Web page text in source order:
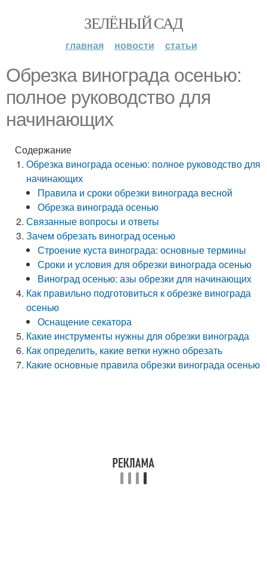
ЗЕЛЁНЫЙ САД
главная новости статьи
Обрезка винограда осенью:
полное руководство для
начинающих
Содержание
Обрезка винограда осенью: полное руководство для
начинающих
Правила и сроки обрезки винограда весной
Обрезка винограда осенью
Связанные вопросы и ответы
Зачем обрезать виноград осенью
Строение куста винограда: основные термины
Сроки и условия для обрезки винограда осенью
Виноград осенью: азы обрезки для начинающих
Как правильно подготовиться к обрезке винограда
осенью
Оснащение секатора
Какие инструменты нужны для обрезки винограда
Как определить, какие ветки нужно обрезать
Какие основные правила обрезки винограда осенью